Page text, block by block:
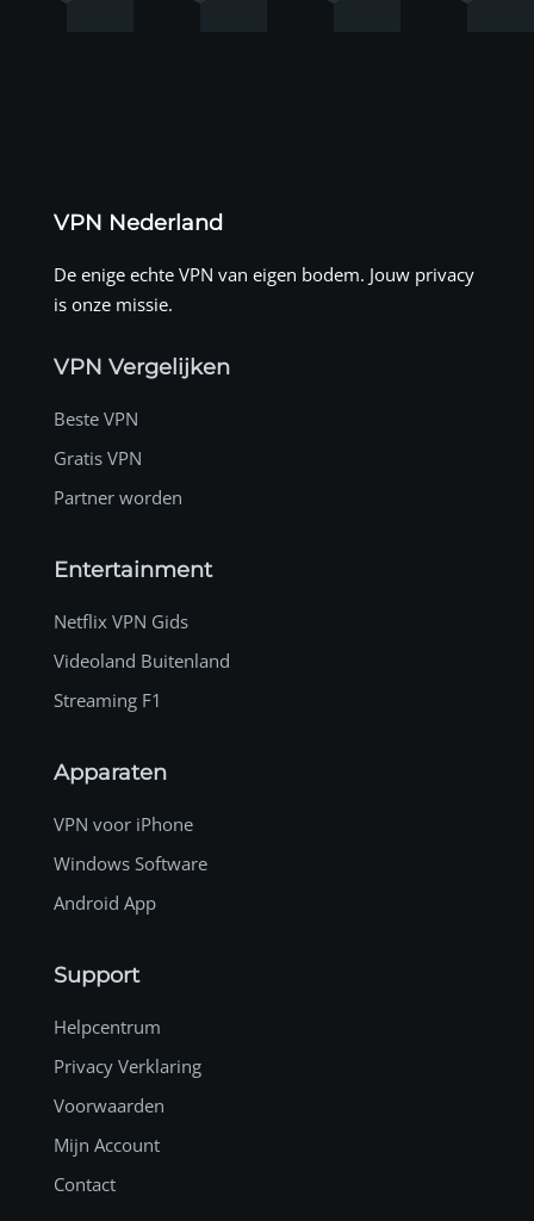
VPN Nederland
De enige echte VPN van eigen bodem. Jouw privacy
is onze missie.
VPN Vergelijken
Beste VPN
Gratis VPN
Partner worden
Entertainment
Netflix VPN Gids
Videoland Buitenland
Streaming F1
Apparaten
VPN voor iPhone
Windows Software
Android App
Support
Helpcentrum
Privacy Verklaring
Voorwaarden
Mijn Account
Contact